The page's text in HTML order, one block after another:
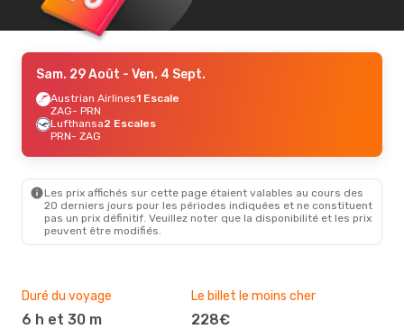
Sam. 29 Août - Ven. 4 Sept.
Austrian Airlines1 Escale
ZAG- PRN
Lufthansa2 Escales
PRN- ZAG
Les prix affichés sur cette page étaient valables au cours des
20 derniers jours pour les périodes indiquées et ne constituent
pas un prix définitif. Veuillez noter que la disponibilité et les prix
peuvent être modifiés.
Duré du voyage
6 h et 30 m
Le billet le moins cher
228€